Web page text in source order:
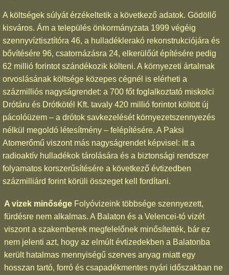
A költségek súlyát érzékeltetik a következő adatok. Gödöllő
kisváros. Ám a település önkormányzata 1999 végéig
szennyvíztisztítóra 46, a hulladéklerakó rekonstrukciójára és
bővítésére 96, csatornázásra 24, elkerülőút építésére pedig
62 millió forintot szándékozik költeni. A környezeti ártalmak
orvoslásának költsége közepes cégnél is elérheti a
százmilliós nagyságrendet: a 700 főt foglalkoztató miskolci
Drótáru és Drótkötél Kft. tavaly 420 millió forintot költött új
pácolóüzem – a drótok savkezelését környezetszennyezés
nélkül megoldó létesítmény – felépítésére. A Paksi
Atomerőmű viszont más nagyságrendet képvisel: itt a
radioaktív hulladékok tárolására és a biztonsági rendszer
folyamatos korszerűsítésére a következő évtizedben
százmilliárd forint körüli összeget kell fordítani.
A vizek minősége Folyóvizeink többsége szennyezett,
fürdésre nem alkalmas. A Balaton és a Velencei-tó vizét
viszont a szakemberek megfelelőnek minősítették, bár ez
nem jelenti azt, hogy az elmúlt évtizedekben a Balatonba
került hatalmas mennyiségű szerves anyag miatt egy
hosszan tartó, forró és csapadékmentes nyári időszakban ne